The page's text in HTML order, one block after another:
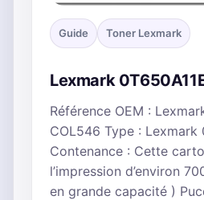
Guide Toner Lexmark
Lexmark
Référence OEM :
COL546 Type : Lexmark
Contenance : Cette
l’impression d’environ
en grande capacité )